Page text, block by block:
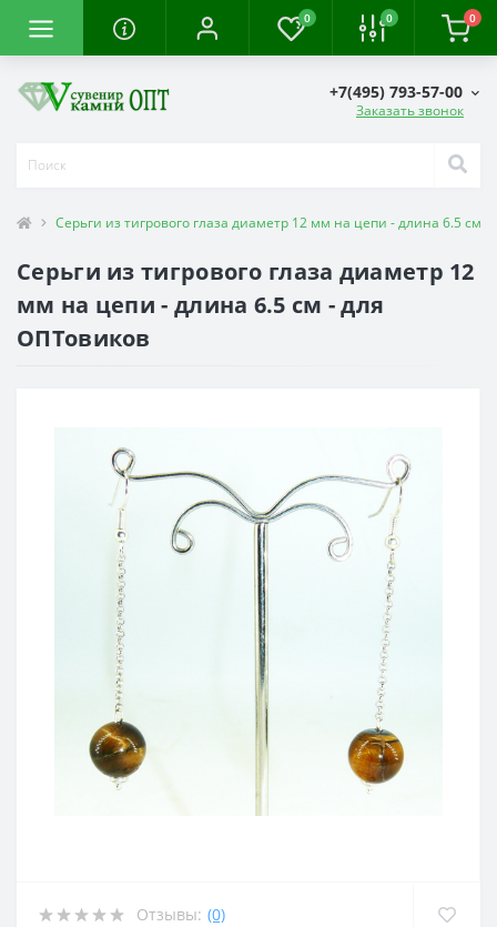
0 0 0
+7(495) 793-57-00
Заказать звонок
Серьги из тигрового глаза диаметр 12 мм на цепи - длина 6.5 см
Серьги из тигрового глаза диаметр 12
мм на цепи - длина 6.5 см - для
ОПТовиков
Отзывы: (0)